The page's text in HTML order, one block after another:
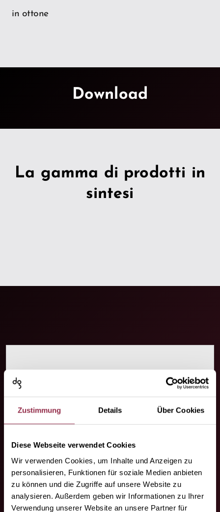
Zustimmung Details Über Cookies
Diese Webseite verwendet Cookies
Wir verwenden Cookies, um Inhalte und Anzeigen zu
personalisieren, Funktionen für soziale Medien anbieten
zu können und die Zugriffe auf unsere Website zu
analysieren. Außerdem geben wir Informationen zu Ihrer
Verwendung unserer Website an unsere Partner für
in ottone
Download
La gamma di prodotti in
sintesi
Il tuo contatto.
Siamo dove avete bisogno di noi!
I vostri partner